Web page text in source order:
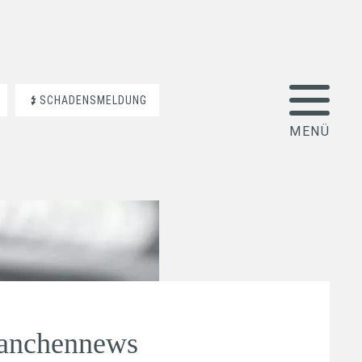
SCHADENSMELDUNG